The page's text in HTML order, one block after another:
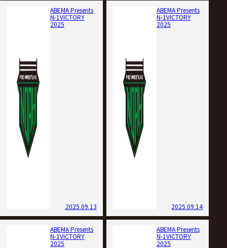
ABEMA Presents
N-1VICTORY
2025
2025.09.13
ABEMA Presents
N-1VICTORY
2025
2025.09.14
ABEMA Presents
N-1VICTORY
2025
ABEMA Presents
N-1VICTORY
2025